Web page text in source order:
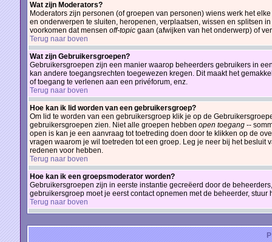
Wat zijn Moderators?
Moderators zijn personen (of groepen van personen) wiens werk het
en onderwerpen te sluiten, heropenen, verplaatsen, wissen en splitsen
voorkomen dat mensen off-topic gaan (afwijken van het onderwerp) of
Terug naar boven
Wat zijn Gebruikersgroepen?
Gebruikersgroepen zijn een manier waarop beheerders gebruikers in
kan andere toegangsrechten toegewezen kregen. Dit maakt het
of toegang te verlenen aan een privéforum, enz.
Terug naar boven
Hoe kan ik lid worden van een gebruikersgroep?
Om lid te worden van een gebruikersgroep klik je op de
gebruikersgroepen zien. Niet alle groepen hebben open toegang --
open is kan je een aanvraag tot toetreding doen door te klikken op de
vragen waarom je wil toetreden tot een groep. Leg je neer bij het
redenen voor hebben.
Terug naar boven
Hoe kan ik een groepsmoderator worden?
Gebruikersgroepen zijn in eerste instantie gecreëerd door de
gebruikersgroep moet je eerst contact opnemen met de beheerder, stuur
Terug naar boven